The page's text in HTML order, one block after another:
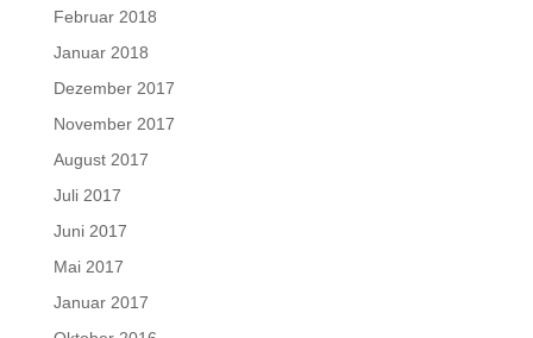
Februar 2018
Januar 2018
Dezember 2017
November 2017
August 2017
Juli 2017
Juni 2017
Mai 2017
Januar 2017